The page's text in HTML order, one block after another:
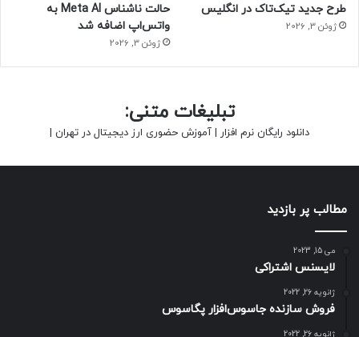
طرح جدید تیک‌تاک در انگلیس
ژوئن 3, 2026
حالت ناشناس Meta AI به
واتس‌اپ اضافه شد
ژوئن 3, 2026
تبلیغات متنی:
دانلود رایگان نرم افزار | آموزش حضوری ارز دیجیتال در تهران |
مطالب پر بازدید
می 15, 2023
لایسنس اشتراکی
ژانویه 26, 2022
فروش سازنده جاسوس‌افزار پگاسوس
ژانویه 26, 2022